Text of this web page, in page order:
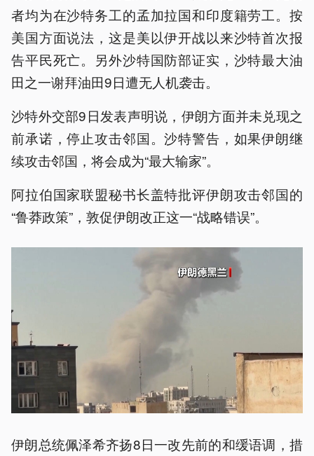
者均为在沙特务工的孟加拉国和印度籍劳工。按
美国方面说法，这是美以伊开战以来沙特首次报
告平民死亡。另外沙特国防部证实，沙特最大油
田之一谢拜油田9日遭无人机袭击。
沙特外交部9日发表声明说，伊朗方面并未兑现之
前承诺，停止攻击邻国。沙特警告，如果伊朗继
续攻击邻国，将会成为“最大输家”。
阿拉伯国家联盟秘书长盖特批评伊朗攻击邻国的
“鲁莽政策”，敦促伊朗改正这一“战略错误”。
伊朗总统佩泽希齐扬8日一改先前的和缓语调，措